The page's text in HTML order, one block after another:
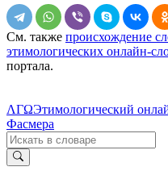
См. также происхождение
этимологических онлайн-
портала.
ΛΓΩЭтимологический
Фасмера